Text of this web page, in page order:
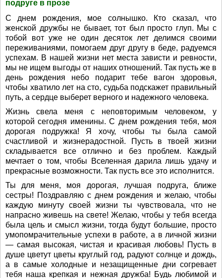
подруге в прозе
С днем рождения, мое солнышко. Кто сказал, что
женской дружбы не бывает, тот был просто глуп. Мы с
тобой вот уже не один десяток лет делимся своими
переживаниями, помогаем друг другу в беде, радуемся
успехам. В нашей жизни нет места зависти и ревности,
мы не ищем выгоды от наших отношений. Так пусть же в
день рождения небо подарит тебе вагон здоровья,
чтобы хватило лет на сто, судьба подскажет правильный
путь, а сердце выберет верного и надежного человека.
Жизнь свела меня с неповторимым человеком, у
которой сегодня именины. С днем рождения тебя, моя
дорогая подружка! Я хочу, чтобы ты была самой
счастливой и жизнерадостной. Пусть в твоей жизни
складывается все отлично и без проблем. Каждый
мечтает о том, чтобы Вселенная дарила лишь удачу и
прекрасные возможности. Так пусть все это исполнится.
Ты для меня, моя дорогая, лучшая подруга, ближе
сестры! Поздравляю с днем рождения и желаю, чтобы
каждую минуту своей жизни ты чувствовала, что не
напрасно живешь на свете! Желаю, чтобы у тебя всегда
была цель и смысл жизни, тогда будут большие, просто
умопомрачительные успехи в работе, а в личной жизни
— самая высокая, чистая и красивая любовь! Пусть в
душе цветут цветы круглый год, радуют солнце и дождь,
а в самые холодные и незащищенные дни согревает
тебя наша крепкая и нежная дружба! Будь любимой и